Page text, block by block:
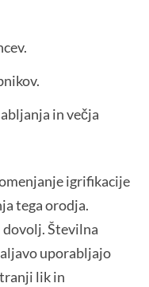
in večja
igrifikacije
tega orodja.
Številna
uporabljajo
lik in